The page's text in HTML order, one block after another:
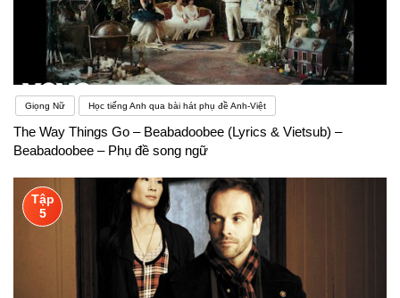
Giọng Nữ Học tiếng Anh qua bài hát phụ đề Anh-Việt
The Way Things Go – Beabadoobee (Lyrics & Vietsub) –
Beabadoobee – Phụ đề song ngữ
Tập
5